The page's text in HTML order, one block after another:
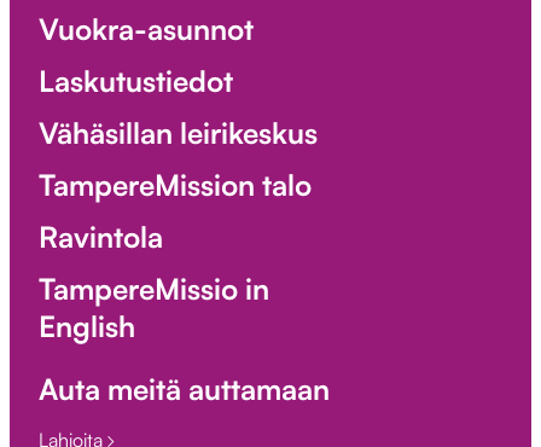
Vuokra-asunnot
Laskutustiedot
Vähäsillan leirikeskus
TampereMission talo
Ravintola
TampereMissio in
English
Auta meitä auttamaan
Lahjoita